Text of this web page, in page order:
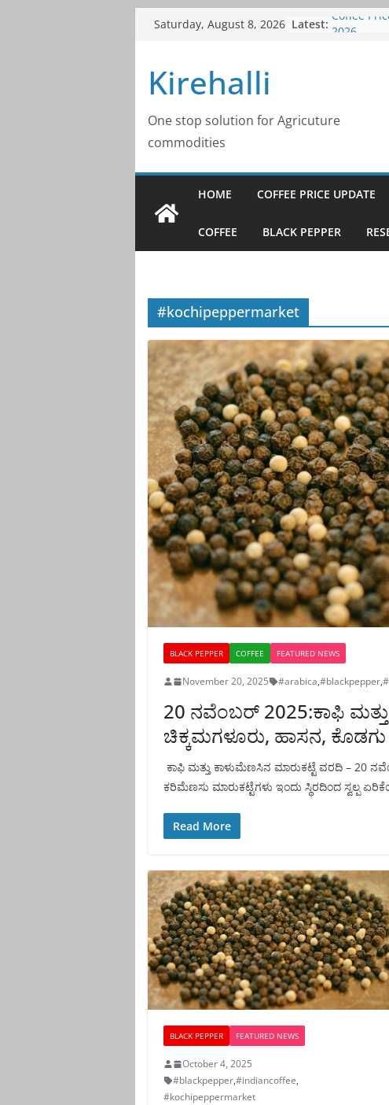
SkipSaturday, August 8, 2026 Latest: Coffee
Coffee
Kirehalli
One stop solution for Agricuture
commodities
HOME COFFEE PRICE UPDATE
COFFEE BLACK PEPPER
#kochipeppermarket
BLACK PEPPER COFFEE FEATURED NEWS
November 20, 2025 #arabica,#blackpepper,
20 ನವೆಂಬರ್ 2025:ಕಾಫಿ
ಚಿಕ್ಕಮಗಳೂರು, ಹಾಸನ, ಕೊಡಗು
ಕಾಫಿ ಮತ್ತು ಕಾಳುಮೆಣಸಿನ ಮಾರುಕಟ್ಟೆ ವರದಿ – 20
ಕರಿಮೆಣಸು ಮಾರುಕಟ್ಟೆಗಳು ಇಂದು ಸ್ಥಿರದಿಂದ ಸ್ವಲ್ಪ
Read More
BLACK PEPPER FEATURED NEWS
October 4, 2025
#blackpepper,#indiancoffee,
#kochipeppermarket